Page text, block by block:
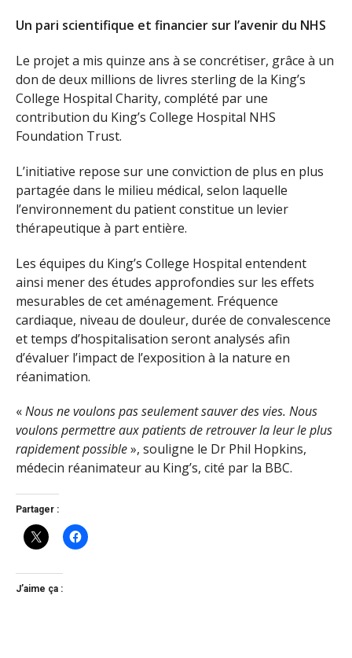
Un pari scientifique et financier sur l’avenir du NHS
Le projet a mis quinze ans à se concrétiser, grâce à un
don de deux millions de livres sterling de la King’s
College Hospital Charity, complété par une
contribution du King’s College Hospital NHS
Foundation Trust.
L’initiative repose sur une conviction de plus en plus
partagée dans le milieu médical, selon laquelle
l’environnement du patient constitue un levier
thérapeutique à part entière.
Les équipes du King’s College Hospital entendent
ainsi mener des études approfondies sur les effets
mesurables de cet aménagement. Fréquence
cardiaque, niveau de douleur, durée de convalescence
et temps d’hospitalisation seront analysés afin
d’évaluer l’impact de l’exposition à la nature en
réanimation.
«Nous ne voulons pas seulement sauver des vies. Nous
voulons permettre aux patients de retrouver la leur le plus
rapidement possible», souligne le Dr Phil Hopkins,
médecin réanimateur au King’s, cité par la BBC.
Partager :
J’aime ça :